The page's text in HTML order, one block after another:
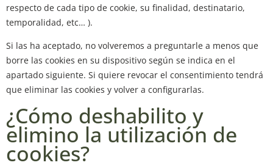
respecto de cada tipo de cookie, su finalidad, destinatario,
temporalidad, etc… ).
Si las ha aceptado, no volveremos a preguntarle a menos que
borre las cookies en su dispositivo según se indica en el
apartado siguiente. Si quiere revocar el consentimiento tendrá
que eliminar las cookies y volver a configurarlas.
¿Cómo deshabilito y
elimino la utilización de
cookies?